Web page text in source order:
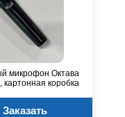
микрофон Октава
коробка
Заказать